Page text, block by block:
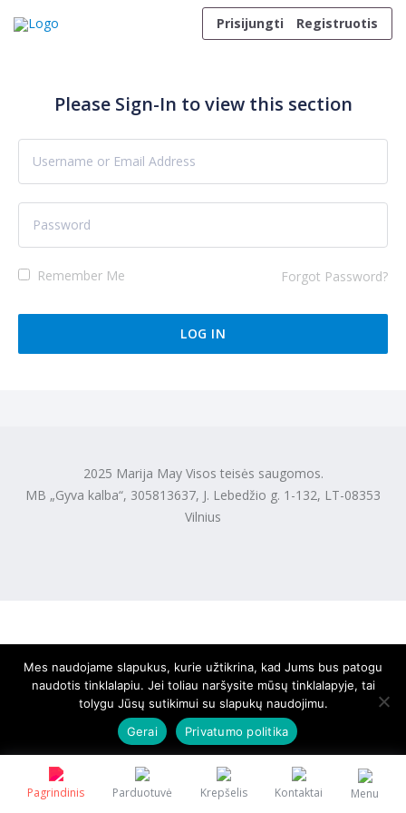
Prisijungti
Registruotis
Pagrindinis Parduotuvė Krepšelis Kontaktai Menu
Please Sign-In to view this section
Remember Me Forgot Password?
2025 Marija May Visos teisės saugomos.
MB „Gyva kalba“, 305813637, J. Lebedžio g. 1-132, LT-08353
Vilnius
Mes naudojame slapukus, kurie užtikrina, kad Jums bus patogu
naudotis tinklalapiu. Jei toliau naršysite mūsų tinklalapyje, tai
tolygu Jūsų sutikimui su slapukų naudojimu.
Gerai
Privatumo politika